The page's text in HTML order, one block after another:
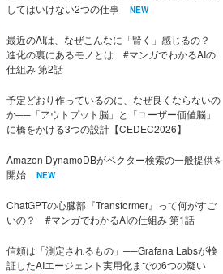
してはいけない2つの仕事
NEW
最近のAIは、なぜこんなに「賢く」感じるの？
進化の裏にあるモノとは #マンガでわかるAIの
仕組み 第2話
予定どおり作っているのに、なぜ良くならないの
か──「アウトプット脳」と「ユーザー価値脳」
に橋をかける3つの設計【CEDEC2026】
Amazon DynamoDBがベクター検索の一般提供を
開始
NEW
ChatGPTの心臓部『Transformer』って何がすご
いの？ #マンガでわかるAIの仕組み 第1話
信頼は「測定されるもの」──Grafana Labsが検
証したAIエージェント実用化までの6つの疑い